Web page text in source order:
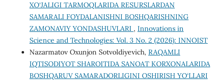
XO‘JALIGI TARMOQLARIDA RESURSLARDAN
SAMARALI FOYDALANISHNI BOSHQARISHNING
ZAMONAVIY YONDASHUVLARI , Innovations in
Science and Technologies: Vol. 3 No. 2 (2026): INNOIST
Nazarmatov Oxunjon Sotvoldiyevich, RAQAMLI
IQTISODIYOT SHAROITIDA SANOAT KORXONALARIDA
BOSHQARUV SAMARADORLIGINI OSHIRISH YO‘LLARI